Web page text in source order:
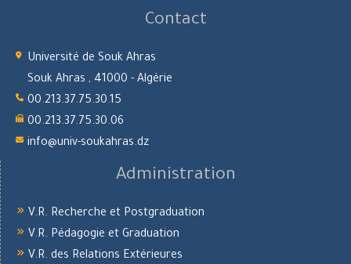
Contact
Université de Souk Ahras
Souk Ahras , 41000 - Algérie
00.213.37.75.30.15
00.213.37.75.30.06
info@univ-soukahras.dz
Administration
V.R. Recherche et Postgraduation
V.R. Pédagogie et Graduation
V.R. des Relations Extérieures